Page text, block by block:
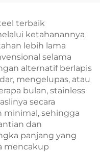
Karat Berlapis
18K Marrinu —
Ringan dan Elegan
terbaik
ketahanannya
lebih lama
selama
alternatif berlapis
mengelupas, atau
bulan, stainless
secara
minimal, sehingga
dan
panjang yang
mencakup